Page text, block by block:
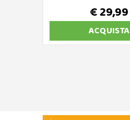
€ 29,99
ACQUISTA